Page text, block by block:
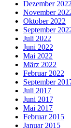
Dezember 2022
November
Oktober 2022
September
Juli 2022
Juni 2022
Mai 2022
März 2022
Februar 2022
September
Juli 2017
Juni 2017
Mai 2017
Februar 2015
Januar 2015